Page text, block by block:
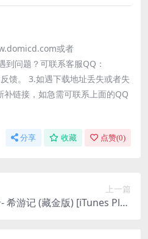
或者
问题？可联系客服QQ：
馈。 3.如遇下载地址丢失或者失
链接，如急需可联系上面的QQ
分享 收藏 点赞(0)
上一篇
希游记 (藏金版) [iTunes Plus